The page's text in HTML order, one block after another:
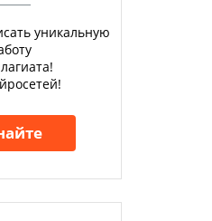
уникальную